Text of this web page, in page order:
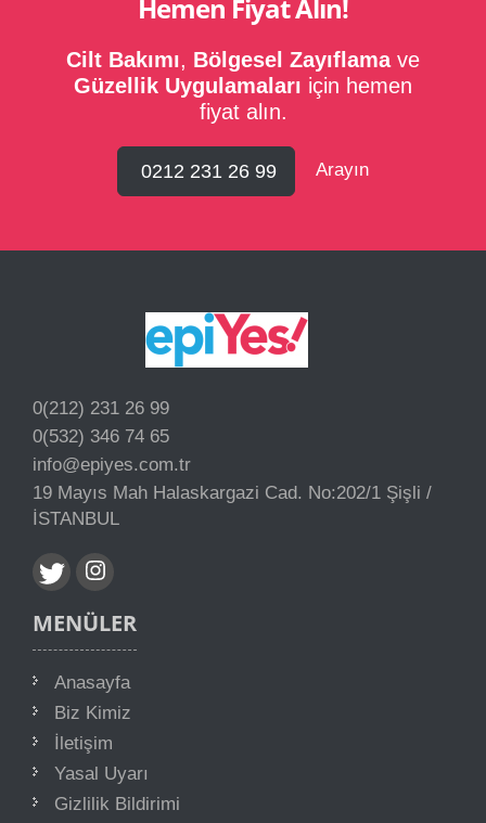
Hemen Fiyat Alın!
Cilt Bakımı, Bölgesel Zayıflama ve
Güzellik Uygulamaları için hemen
fiyat alın.
0212 231 26 99 Arayın
0(212) 231 26 99
0(532) 346 74 65
info@epiyes.com.tr
19 Mayıs Mah Halaskargazi Cad. No:202/1 Şişli /
İSTANBUL
MENÜLER
Anasayfa
Biz Kimiz
İletişim
Yasal Uyarı
Gizlilik Bildirimi